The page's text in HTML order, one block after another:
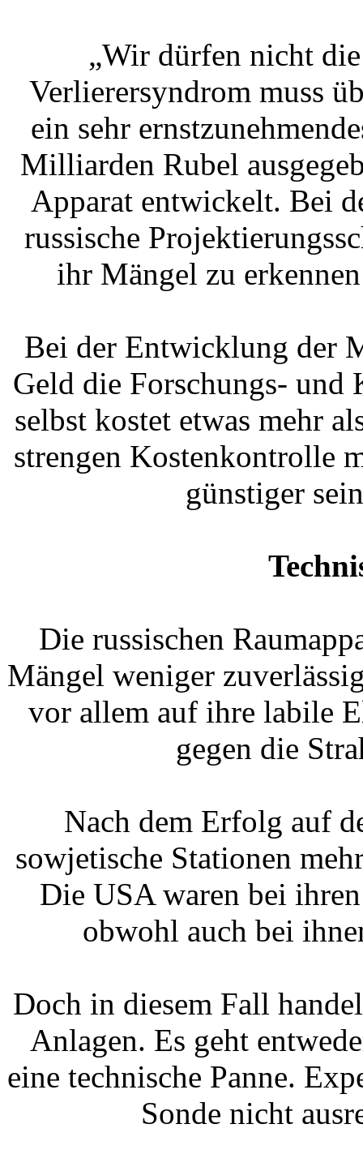
„Wir dürfen nicht
Verlierersyndrom muss
ein sehr
Milliarden Rubel
Apparat entwickelt. Bei
russische
ihr Mängel zu
Bei der Entwicklung der
Geld die Forschungs- und
selbst kostet etwas mehr
strengen Kostenkontrolle
günstiger
Die russischen
Mängel weniger
vor allem auf ihre labile
gegen die
Nach dem Erfolg auf
sowjetische Stationen
Die USA waren bei
obwohl auch bei
Doch in diesem Fall
Anlagen. Es geht
eine technische Panne.
Sonde nicht